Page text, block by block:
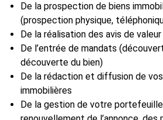
De la prospection de biens
(prospection physique,
De la réalisation des avis de
De l’entrée de mandats
découverte du bien)
De la rédaction et diffusion de
immobilières
De la gestion de votre portefeuille